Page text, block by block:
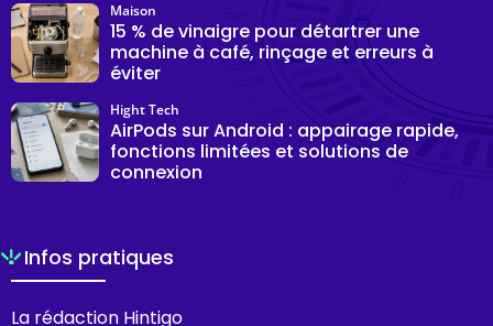
15 % de vinaigre pour détartrer une
machine à café, rinçage et erreurs à
éviter
Maison
AirPods sur Android : appairage rapide,
fonctions limitées et solutions de
connexion
Hight Tech
Infos pratiques
La rédaction Hintigo